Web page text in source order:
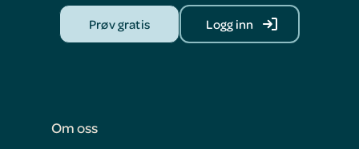
Prøv gratis Logg inn
Om oss